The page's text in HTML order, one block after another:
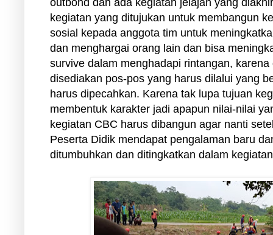
kegiatan yang ditujukan untuk membangun
sosial kepada anggota tim untuk
dan menghargai orang lain dan bisa
survive dalam menghadapi rintangan,
disediakan pos-pos yang harus dilalui yang
harus dipecahkan. Karena tak lupa tujuan
membentuk karakter jadi apapun nilai-nilai
kegiatan CBC harus dibangun agar nanti
Peserta Didik mendapat pengalaman baru
ditumbuhkan dan ditingkatkan dalam